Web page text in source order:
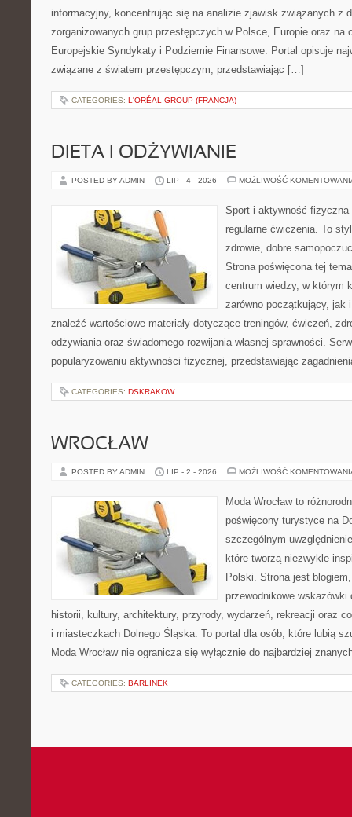
informacyjny, koncentrując się na analizie zjawisk związanych z
zorganizowanych grup przestępczych w Polsce, Europie oraz na
Europejskie Syndykaty i Podziemie Finansowe. Portal opisuje
związane z światem przestępczym, przedstawiając […]
CATEGORIES: L'ORÉAL GROUP (FRANCJA)
DIETA I ODŻYWIANIE
POSTED BY ADMIN LIP - 4 - 2026 MOŻLIWOŚĆ
Sport i aktywność
regularne ćwiczenia. To
zdrowie, dobre
Strona poświęcona tej
centrum wiedzy, w którym
zarówno początkujący, jak
znaleźć wartościowe materiały dotyczące treningów, ćwiczeń,
odżywiania oraz świadomego rozwijania własnej sprawności.
popularyzowaniu aktywności fizycznej, przedstawiając
CATEGORIES: DSKRAKOW
WROCŁAW
POSTED BY ADMIN LIP - 2 - 2026 MOŻLIWOŚĆ
Moda Wrocław to
poświęcony turystyce na
szczególnym
które tworzą niezwykle
Polski. Strona jest
przewodnikowe
historii, kultury, architektury, przyrody, wydarzeń, rekreacji oraz
i miasteczkach Dolnego Śląska. To portal dla osób, które lubią
Moda Wrocław nie ogranicza się wyłącznie do najbardziej
CATEGORIES: BARLINEK